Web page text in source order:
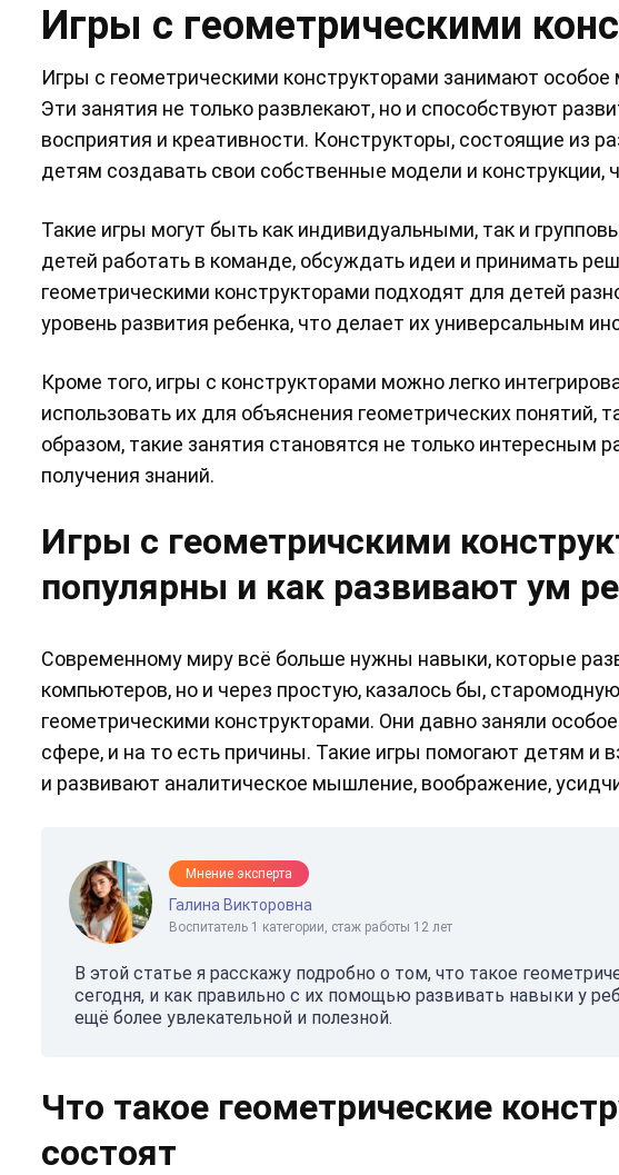
Игры с геометрическими
Игры с геометрическими конструкторами занимают особое
Эти занятия не только развлекают, но и способствуют
восприятия и креативности. Конструкторы, состоящие из
детям создавать свои собственные модели и конструкции,
Такие игры могут быть как индивидуальными, так и
детей работать в команде, обсуждать идеи и принимать
геометрическими конструкторами подходят для детей
уровень развития ребенка, что делает их универсальным
Кроме того, игры с конструкторами можно легко
использовать их для объяснения геометрических понятий,
образом, такие занятия становятся не только
получения знаний.
Игры с геометричскими
популярны и как развивают ум
Современному миру всё больше нужны навыки, которые
компьютеров, но и через простую, казалось бы,
геометрическими конструкторами. Они давно заняли
сфере, и на то есть причины. Такие игры помогают детям и
и развивают аналитическое мышление, воображение,
Мнение эксперта
Галина Викторовна
Воспитатель 1 категории, стаж работы 12 лет
В этой статье я расскажу подробно о том, что такое
сегодня, и как правильно с их помощью развивать навыки у
ещё более увлекательной и полезной.
Что такое геометрические
состоят